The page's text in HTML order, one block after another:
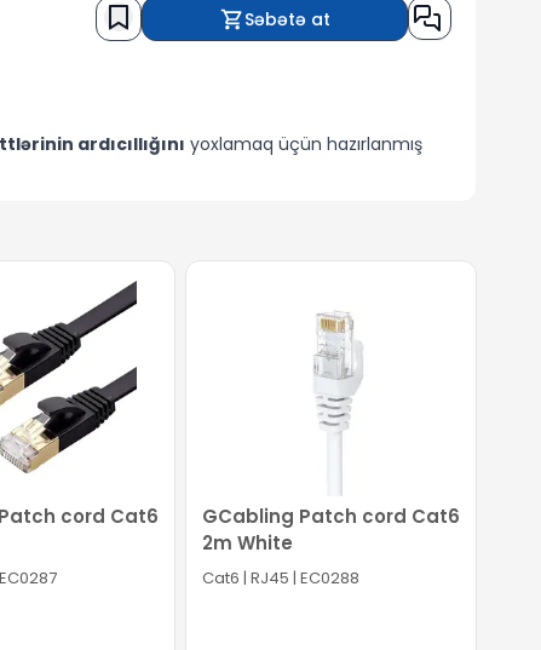
Səbətə at
ardıcıllığını yoxlamaq üçün hazırlanmış
təhlükəsiz şəkildə işləyir və kabellərə zərər
montajçılar üçün əvəzolunmaz köməkçidir.
cord Cat6
GCabling Patch cord Cat6
2m White
Cat6 | RJ45 | EC0288